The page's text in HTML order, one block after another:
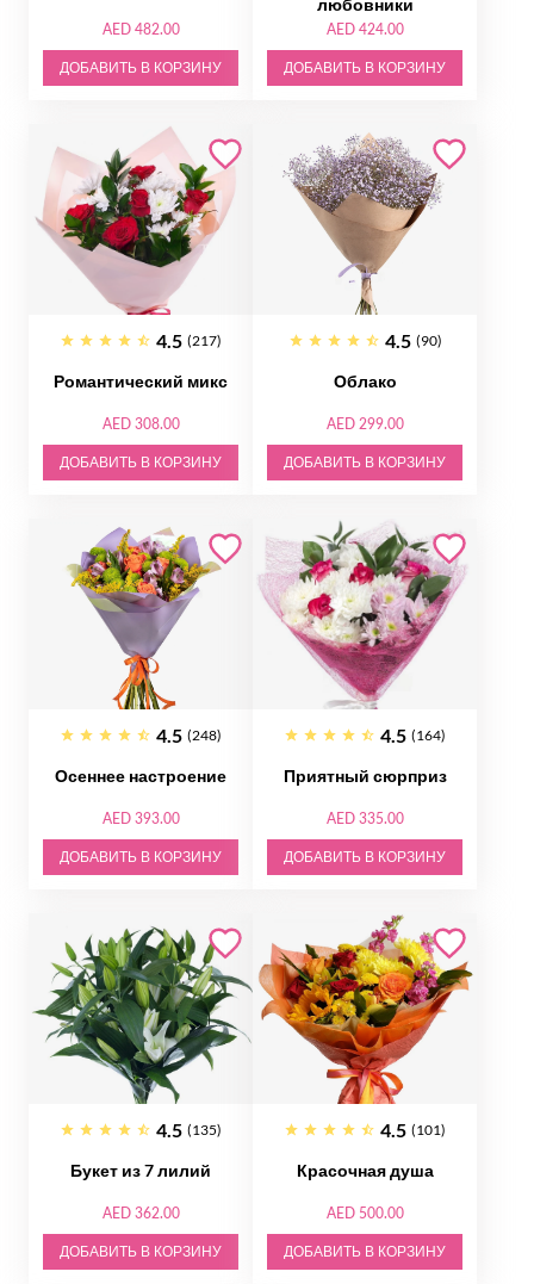
AED 482.00
ДОБАВИТЬ В КОРЗИНУ
любовники
AED 424.00
ДОБАВИТЬ В КОРЗИНУ
4.5 (217)
Романтический микс
AED 308.00
ДОБАВИТЬ В КОРЗИНУ
4.5 (90)
Облако
AED 299.00
ДОБАВИТЬ В КОРЗИНУ
4.5 (248)
Осеннее настроение
AED 393.00
ДОБАВИТЬ В КОРЗИНУ
4.5 (164)
Приятный сюрприз
AED 335.00
ДОБАВИТЬ В КОРЗИНУ
4.5 (135)
Букет из 7 лилий
AED 362.00
ДОБАВИТЬ В КОРЗИНУ
4.5 (101)
Красочная душа
AED 500.00
ДОБАВИТЬ В КОРЗИНУ